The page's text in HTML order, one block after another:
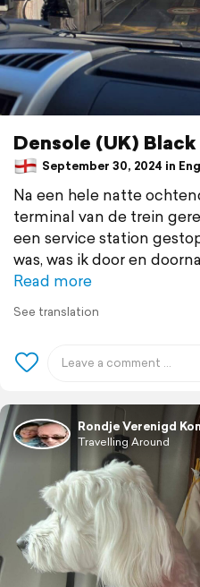
Densole (UK) Black
September 30, 2024 in
Na een hele natte
terminal van de trein
een service station
was, was ik door en
Read more
See translation
Rondje Verenigd
Travelling Around